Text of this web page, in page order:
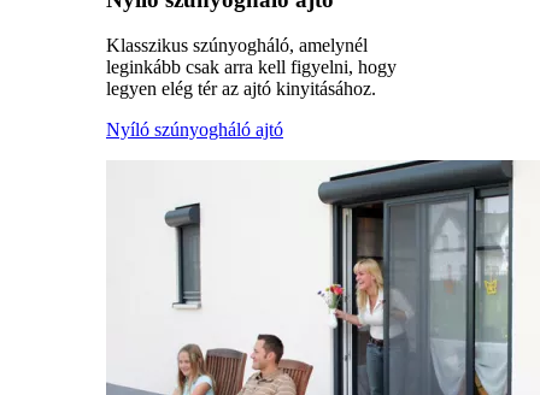
Klasszikus szúnyogháló, amelynél
leginkább csak arra kell figyelni, hogy
legyen elég tér az ajtó kinyitásához.
Nyíló szúnyogháló ajtó